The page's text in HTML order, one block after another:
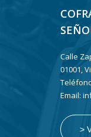
Calle
01001,
Email:
>